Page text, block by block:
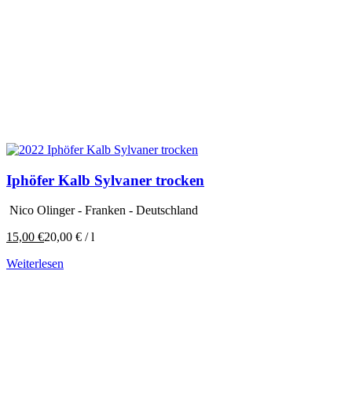
Iphöfer Kalb Sylvaner trocken
Nico Olinger - Franken - Deutschland
15,00 €20,00 € /l
Weiterlesen